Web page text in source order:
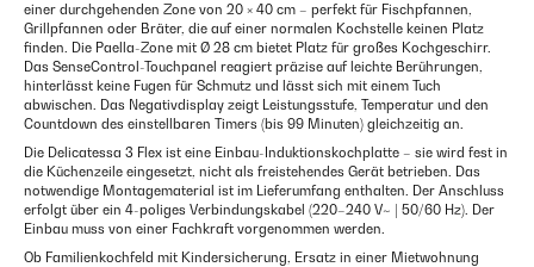
einer durchgehenden Zone von 20 × 40 cm – perfekt für Fischpfannen,
Grillpfannen oder Bräter, die auf einer normalen Kochstelle keinen Platz
finden. Die Paella-Zone mit Ø 28 cm bietet Platz für großes Kochgeschirr.
Das SenseControl-Touchpanel reagiert präzise auf leichte Berührungen,
hinterlässt keine Fugen für Schmutz und lässt sich mit einem Tuch
abwischen. Das Negativdisplay zeigt Leistungsstufe, Temperatur und den
Countdown des einstellbaren Timers (bis 99 Minuten) gleichzeitig an.
Die Delicatessa 3 Flex ist eine Einbau-Induktionskochplatte – sie wird fest in
die Küchenzeile eingesetzt, nicht als freistehendes Gerät betrieben. Das
notwendige Montagematerial ist im Lieferumfang enthalten. Der Anschluss
erfolgt über ein 4-poliges Verbindungskabel (220–240 V~ | 50/60 Hz). Der
Einbau muss von einer Fachkraft vorgenommen werden.
Ob Familienkochfeld mit Kindersicherung, Ersatz in einer Mietwohnung